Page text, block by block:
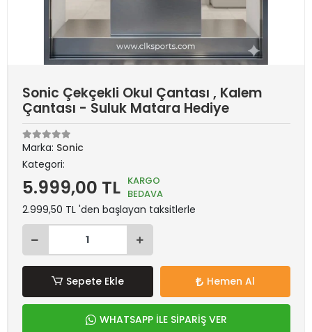
Sonic Çekçekli Okul Çantası , Kalem
Çantası - Suluk Matara Hediye
Marka: Sonic
Kategori:
5.999,00 TL KARGO
BEDAVA
2.999,50 TL 'den başlayan taksitlerle
Sepete Ekle Hemen Al
WHATSAPP İLE SİPARİŞ VER